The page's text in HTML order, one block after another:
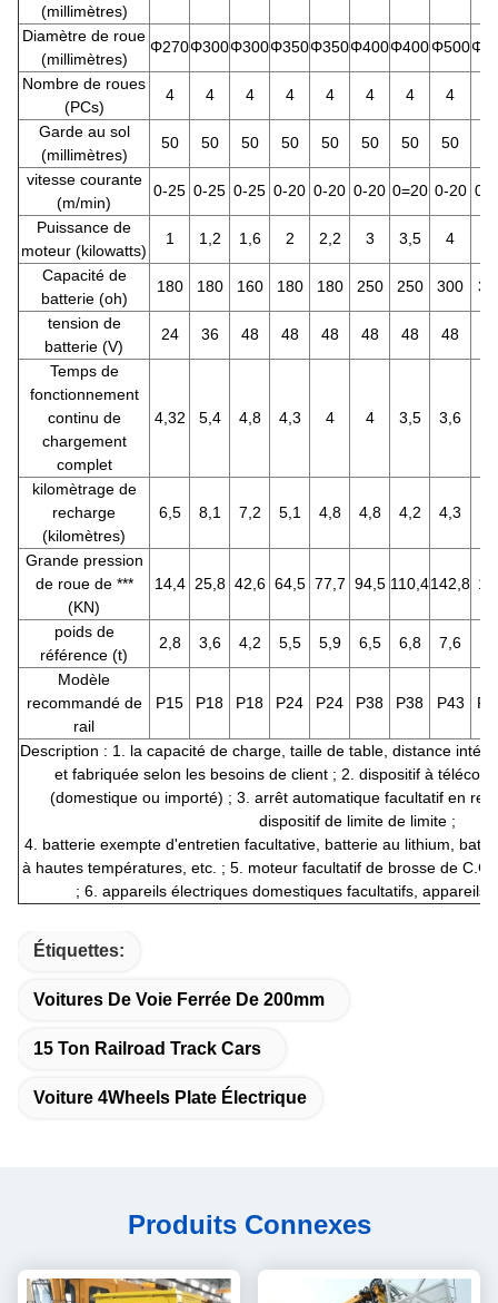
(millimètres)
Diamètre de roue
(millimètres)
Φ270Φ300Φ300Φ350Φ350Φ400Φ400Φ500
Nombre de roues
(PCs)
4 4 4 4 4 4 4 4
Garde au sol
(millimètres)
50 50 50 50 50 50 50 50
vitesse courante
(m/min)
0-25 0-25 0-25 0-20 0-20 0-20 0=20 0-20 0-
Puissance de
moteur (kilowatts)
1 1,2 1,6 2 2,2 3 3,5 4
Capacité de
batterie (oh)
180 180 160 180 180 250 250 300
tension de
batterie (V)
24 36 48 48 48 48 48 48
Temps de
fonctionnement
continu de
chargement
complet
4,32 5,4 4,8 4,3 4 4 3,5 3,6
kilomètrage de
recharge
(kilomètres)
6,5 8,1 7,2 5,1 4,8 4,8 4,2 4,3
Grande pression
de roue de ***
(KN)
14,4 25,8 42,6 64,5 77,7 94,5 110,4142,8
poids de
référence (t)
2,8 3,6 4,2 5,5 5,9 6,5 6,8 7,6
Modèle
recommandé de
rail
P15 P18 P18 P24 P24 P38 P38 P43
Description : 1. la capacité de charge, taille de table, distance
et fabriquée selon les besoins de client ; 2. dispositif à
(domestique ou importé) ; 3. arrêt automatique facultatif en
dispositif de limite de limite ;
4. batterie exempte d'entretien facultative, batterie au lithium,
à hautes températures, etc. ; 5. moteur facultatif de brosse de
; 6. appareils électriques domestiques facultatifs, appareils
Étiquettes:
Voitures De Voie Ferrée De 200mm
15 Ton Railroad Track Cars
Voiture 4Wheels Plate Électrique
Produits Connexes